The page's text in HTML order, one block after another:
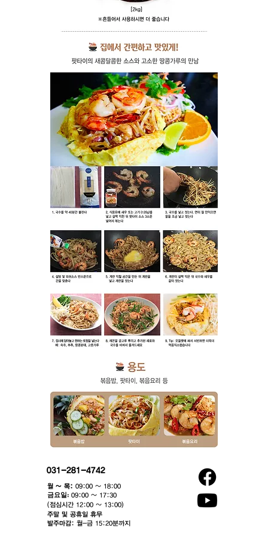
031-281-4742
월 ~ 목: 09:00 ~ 18:00
​금요일: 09:00 ~ 17:30
(점심시간 12:00 ~ 13:00)​
주말 및 공휴일 휴무
발주마감: 월-금 15:20분까지